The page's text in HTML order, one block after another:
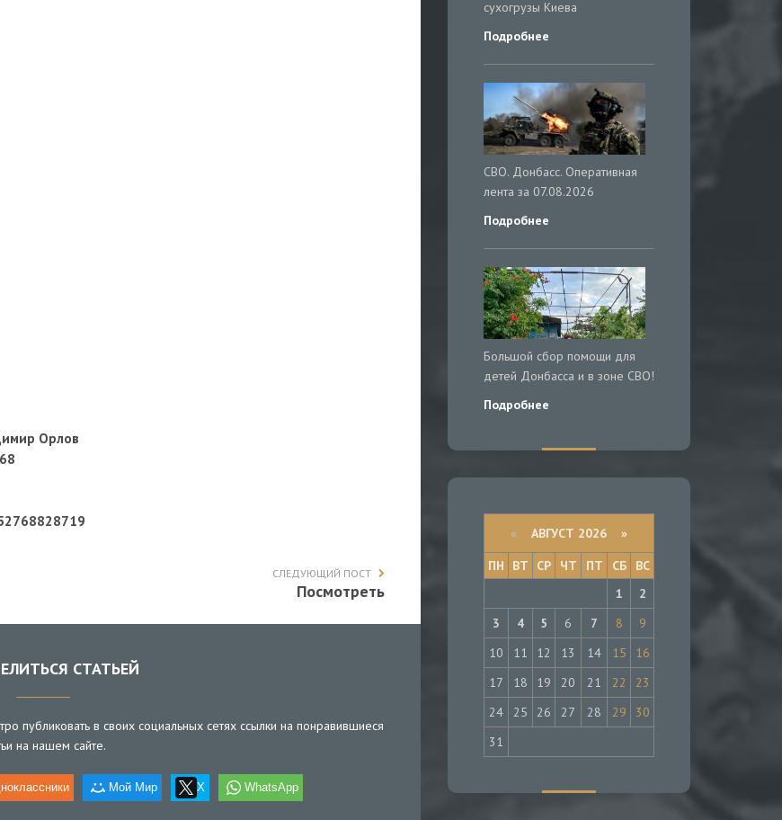
Орлов
СЛЕДУЮЩИЙ ПОСТ
Посмотреть
СТАТЬЕЙ
публиковать в своих социальных сетях ссылки на понравившиеся
на нашем сайте.
Мой Мир X WhatsApp
сухогрузы Киева
Подробнее
СВО. Донбасс. Оперативная
лента за 07.08.2026
Подробнее
Большой сбор помощи для
детей Донбасса и в зоне СВО!
Подробнее
« АВГУСТ 2026 »
ПН
ВТ СР ЧТ ПТ СБ
ВС
1
2
3
4 5 6 7 8
9
10
11 12 13 14 15
16
17
18 19 20 21 22
23
24
25 26 27 28 29
30
31